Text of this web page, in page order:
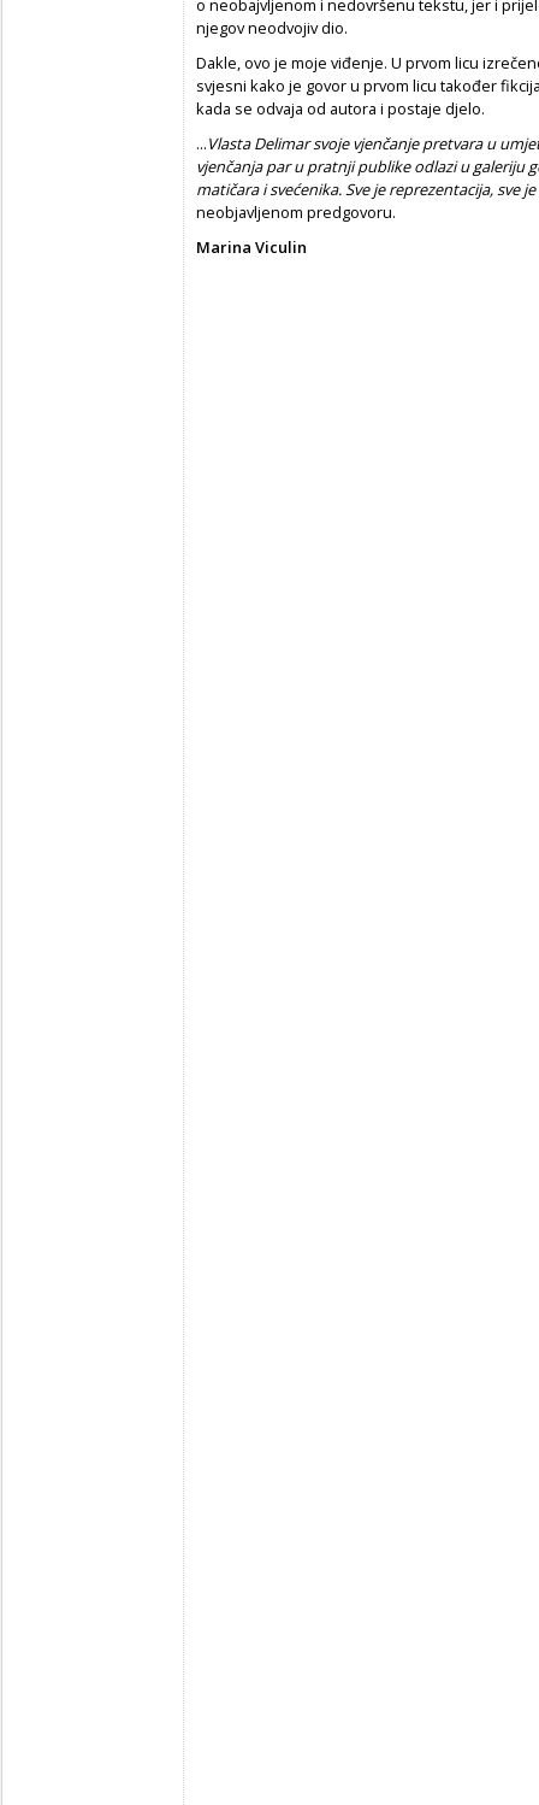
njegov neodvojiv dio.
Dakle, ovo je moje viđenje. U prvom licu
svjesni kako je govor u prvom licu također
kada se odvaja od autora i postaje djelo.
...Vlasta Delimar svoje vjenčanje pretvara u
vjenčanja par u pratnji publike odlazi u galeriju
matičara i svećenika. Sve je reprezentacija, sve
neobjavljenom predgovoru.
Marina Viculin